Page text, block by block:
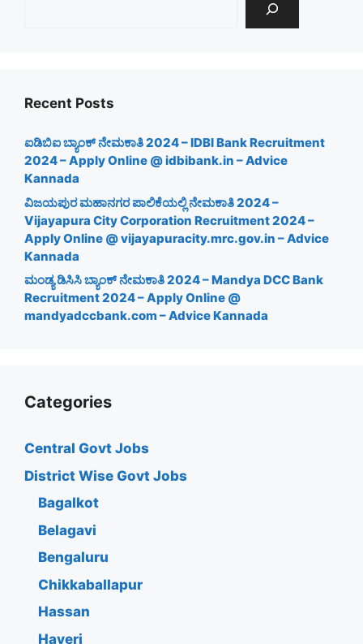
Recent Posts
ಐಡಿಬಿಐ ಬ್ಯಾಂಕ್ ನೇಮಕಾತಿ 2024 – IDBI Bank Recruitment
2024 – Apply Online @ idbibank.in – Advice
Kannada
ವಿಜಯಪುರ ಮಹಾನಗರ ಪಾಲಿಕೆಯಲ್ಲಿ ನೇಮಕಾತಿ 2024 –
Vijayapura City Corporation Recruitment 2024 –
Apply Online @ vijayapuracity.mrc.gov.in – Advice
Kannada
ಮಂಡ್ಯ ಡಿಸಿಸಿ ಬ್ಯಾಂಕ್ ನೇಮಕಾತಿ 2024 – Mandya DCC Bank
Recruitment 2024 – Apply Online @
mandyadccbank.com – Advice Kannada
Categories
Central Govt Jobs
District Wise Govt Jobs
Bagalkot
Belagavi
Bengaluru
Chikkaballapur
Hassan
Haveri